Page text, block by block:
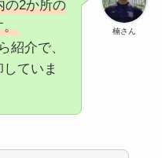
楠さん
の2か所の
。
紹介で、
ていま